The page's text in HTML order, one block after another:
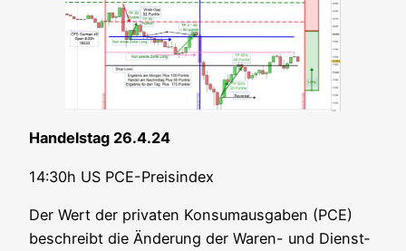
Han­dels­tag 26.4.24
14:30h US PCE-Preisindex
Der Wert der pri­va­ten Kon­sum­aus­ga­ben (PCE)
beschreibt die Ände­rung der Waren- und Dienst­